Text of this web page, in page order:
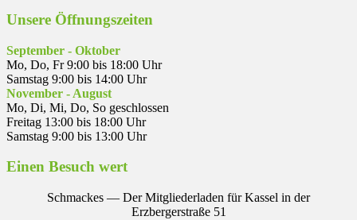
Unsere Öffnungszeiten
September - Oktober
Mo, Do, Fr 9:00 bis 18:00 Uhr
Samstag 9:00 bis 14:00 Uhr
November - August
Mo, Di, Mi, Do, So geschlossen
Freitag 13:00 bis 18:00 Uhr
Samstag 9:00 bis 13:00 Uhr
Einen Besuch wert
Schmackes — Der Mitgliederladen für Kassel in der
Erzbergerstraße 51